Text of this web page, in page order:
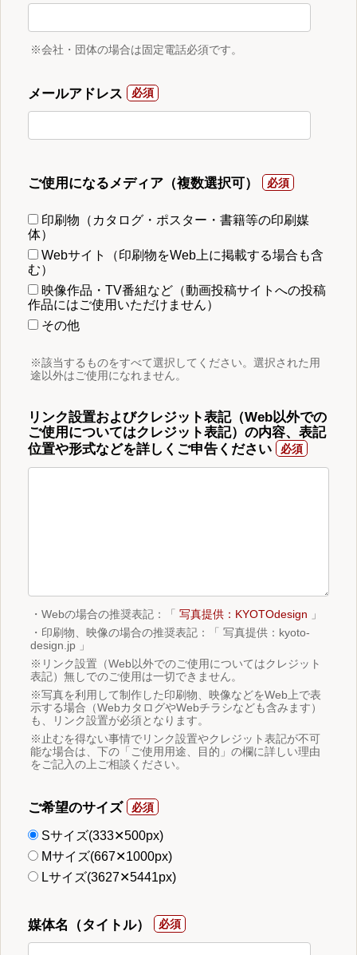
※会社・団体の場合は固定電話必須です。
メールアドレス
ご使用になるメディア（複数選択可）
印刷物（カタログ・ポスター・書籍等の印刷媒
体）
Webサイト（印刷物をWeb上に掲載する場合も含
む）
映像作品・TV番組など（動画投稿サイトへの投稿
作品にはご使用いただけません）
その他
※該当するものをすべて選択してください。選択された用
途以外はご使用になれません。
リンク設置およびクレジット表記（Web以外での
ご使用についてはクレジット表記）の内容、表記
位置や形式などを詳しくご申告ください
・Webの場合の推奨表記：「 写真提供：KYOTOdesign 」
・印刷物、映像の場合の推奨表記：「 写真提供：kyoto-
design.jp 」
※リンク設置（Web以外でのご使用についてはクレジット
表記）無しでのご使用は一切できません。
※写真を利用して制作した印刷物、映像などをWeb上で表
示する場合（WebカタログやWebチラシなども含みます）
も、リンク設置が必須となります。
※止むを得ない事情でリンク設置やクレジット表記が不可
能な場合は、下の「ご使用用途、目的」の欄に詳しい理由
をご記入の上ご相談ください。
ご希望のサイズ
Sサイズ(333✕500px)
Mサイズ(667✕1000px)
Lサイズ(3627✕5441px)
媒体名（タイトル）